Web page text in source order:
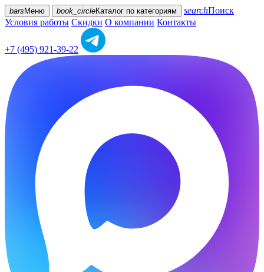
bars Меню book_circleКаталог по категориям searchПоиск
Условия работы Скидки О компании Контакты
+7 (495) 921-39-22